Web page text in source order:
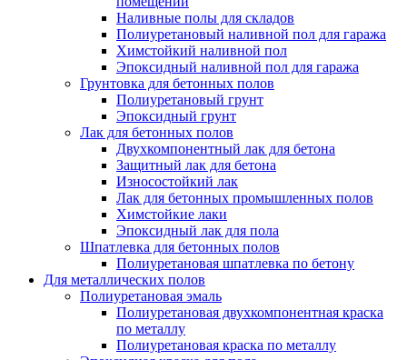
Наливные полы для складов
Полиуретановый наливной пол для гаража
Химстойкий наливной пол
Эпоксидный наливной пол для гаража
Грунтовка для бетонных полов
Полиуретановый грунт
Эпоксидный грунт
Лак для бетонных полов
Двухкомпонентный лак для бетона
Защитный лак для бетона
Износостойкий лак
Лак для бетонных промышленных полов
Химстойкие лаки
Эпоксидный лак для пола
Шпатлевка для бетонных полов
Полиуретановая шпатлевка по бетону
Для металлических полов
Полиуретановая эмаль
Полиуретановая двухкомпонентная краска
по металлу
Полиуретановая краска по металлу